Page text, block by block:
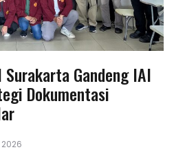
Gandeng IAI
Dokumentasi
2026